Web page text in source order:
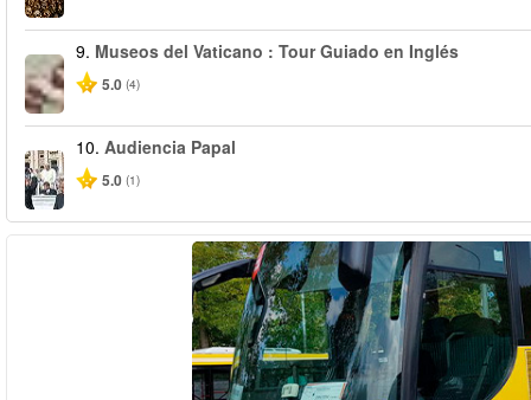
9. Museos del Vaticano : Tour Guiado en Inglés
5.0 (4)
10. Audiencia Papal
5.0 (1)